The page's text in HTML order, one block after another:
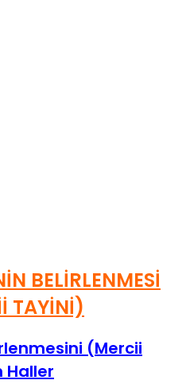
BELİRLENMESİ
TAYİNİ)
(Mercii
Haller